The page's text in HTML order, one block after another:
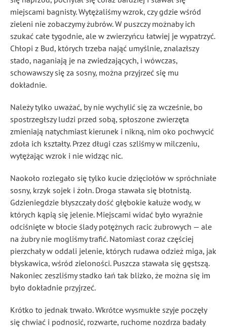
miejscami bagnisty. Wytężaliśmy wzrok, czy gdzie wśród
zieleni nie zobaczymy żubrów. W puszczy możnaby ich
szukać całe tygodnie, ale w zwierzyńcu łatwiej je wypatrzyć.
Chłopi z Bud, których trzeba nająć umyślnie, znalazłszy
stado, naganiają je na zwiedzających, i wówczas,
schowawszy się za sosny, można przyjrzeć się mu
dokładnie.
Należy tylko uważać, by nie wychylić się za wcześnie, bo
spostrzegłszy ludzi przed sobą, spłoszone zwierzęta
zmieniają natychmiast kierunek i nikną, nim oko pochwycić
zdoła ich kształty. Przez długi czas szliśmy w milczeniu,
wytężając wzrok i nie widząc nic.
Naokoło rozlegało się tylko kucie dzięciołów w spróchniałe
sosny, krzyk sojek i żołn. Droga stawała się błotnistą.
Gdzieniegdzie błyszczały dość głębokie kałuże wody, w
których kąpią się jelenie. Miejscami widać było wyraźnie
odciśnięte w błocie ślady potężnych racic żubrowych — ale
na żubry nie mogliśmy trafić. Natomiast coraz częściej
pierzchały w oddali jelenie, których rudawa odzież miga, jak
błyskawica, wśród zieloności. Puszcza stawała się gęstszą.
Nakoniec zeszliśmy stadko łań tak blizko, że można się im
było dokładnie przyjrzeć.
Krótko to jednak trwało. Wkrótce wysmukłe szyje poczęły
się chwiać i podnosić, rozwarte, ruchome nozdrza badały